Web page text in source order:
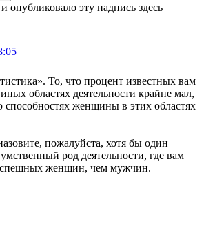
опубликовало эту надпись здесь
То, что процент известных вам
областях деятельности крайне мал,
способностях женщины в этих областях
пожалуйста, хотя бы один
род деятельности, где вам
женщин, чем мужчин.